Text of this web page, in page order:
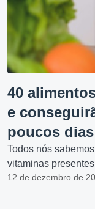
40
e
poucos dias
Todos nós
vitaminas
12 de dezembro de